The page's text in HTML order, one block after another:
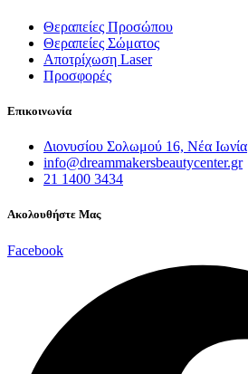
Θεραπείες Προσώπου
Θεραπείες Σώματος
Αποτρίχωση Laser
Προσφορές
Επικοινωνία
Διονυσίου Σολωμού 16, Νέα Ιωνία
info@dreammakersbeautycenter.gr
21 1400 3434
Ακολουθήστε Μας
Facebook